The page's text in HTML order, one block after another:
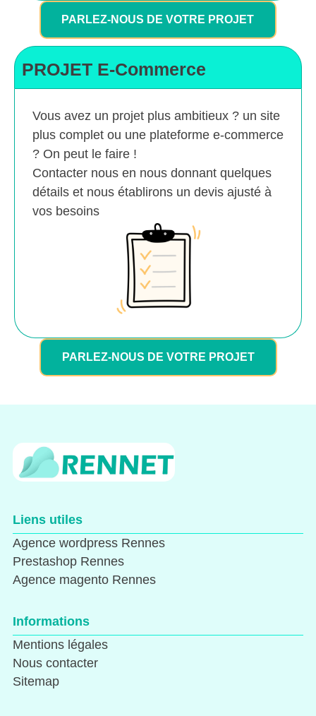
PARLEZ-NOUS DE VOTRE PROJET
PROJET E-Commerce
Vous avez un projet plus ambitieux ? un site
plus complet ou une plateforme e-commerce
? On peut le faire !
Contacter nous en nous donnant quelques
détails et nous établirons un devis ajusté à
vos besoins
PARLEZ-NOUS DE VOTRE PROJET
Liens utiles
Agence wordpress Rennes
Prestashop Rennes
Agence magento Rennes
Informations
Mentions légales
Nous contacter
Sitemap